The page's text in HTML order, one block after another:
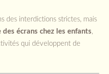
des interdictions strictes, mais
écrans chez les enfants,
qui développent de